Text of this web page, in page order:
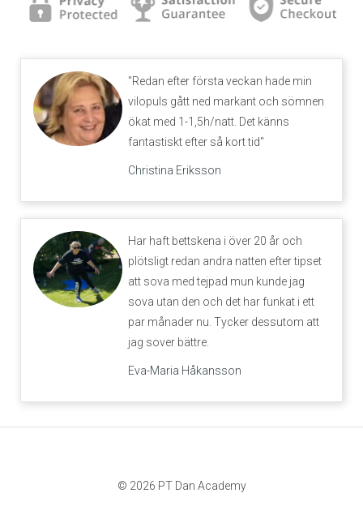
"Redan efter första veckan hade min
vilopuls gått ned markant och sömnen
ökat med 1-1,5h/natt. Det känns
fantastiskt efter så kort tid"
Christina Eriksson
Har haft bettskena i över 20 år och
plötsligt redan andra natten efter tipset
att sova med tejpad mun kunde jag
sova utan den och det har funkat i ett
par månader nu. Tycker dessutom att
jag sover bättre.
Eva-Maria Håkansson
© 2026 PT Dan Academy